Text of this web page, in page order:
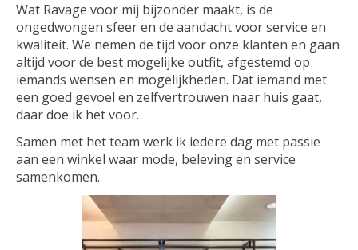
Wat Ravage voor mij bijzonder maakt, is de
ongedwongen sfeer en de aandacht voor service en
kwaliteit. We nemen de tijd voor onze klanten en gaan
altijd voor de best mogelijke outfit, afgestemd op
iemands wensen en mogelijkheden. Dat iemand met
een goed gevoel en zelfvertrouwen naar huis gaat,
daar doe ik het voor.
Samen met het team werk ik iedere dag met passie
aan een winkel waar mode, beleving en service
samenkomen.